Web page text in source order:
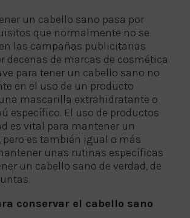
un cabello sano pasa por
que normalmente no se
las campañas publicitarias
decenas de marcas de cosmética
para tener un cabello sano no
en el uso de un producto
mascarilla extrahidratante o
específico. El uso de productos
es vital para mantener un
pero es también igual o más
unas rutinas específicas
un cabello sano de verdad, de
conservar el cabello sano